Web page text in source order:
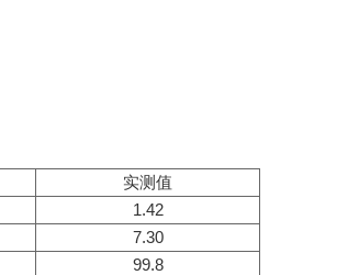
实测值
1.42
7.30
99.8